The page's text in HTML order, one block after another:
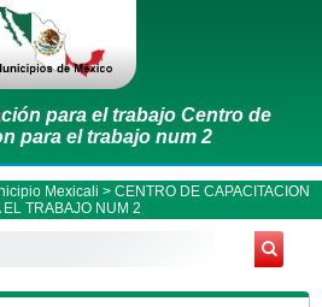
para el trabajo Centro de
para el trabajo num 2
Mexicali > CENTRO DE CAPACITACION
EL TRABAJO NUM 2